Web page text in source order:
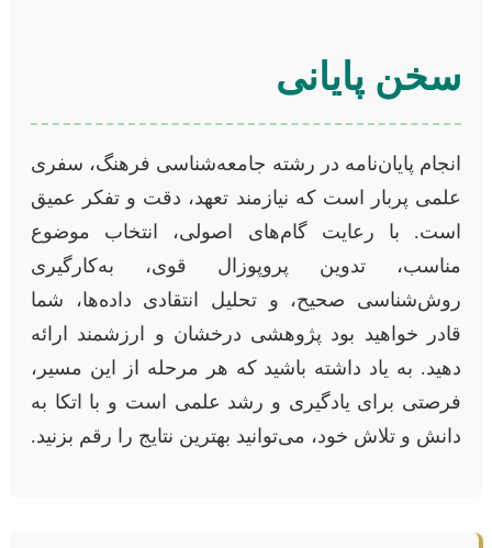
سخن پایانی
انجام پایان‌نامه در رشته جامعه‌شناسی فرهنگ، سفری
علمی پربار است که نیازمند تعهد، دقت و تفکر عمیق
است. با رعایت گام‌های اصولی، انتخاب موضوع
مناسب، تدوین پروپوزال قوی، به‌کارگیری
روش‌شناسی صحیح، و تحلیل انتقادی داده‌ها، شما
قادر خواهید بود پژوهشی درخشان و ارزشمند ارائه
دهید. به یاد داشته باشید که هر مرحله از این مسیر،
فرصتی برای یادگیری و رشد علمی است و با اتکا به
دانش و تلاش خود، می‌توانید بهترین نتایج را رقم بزنید.